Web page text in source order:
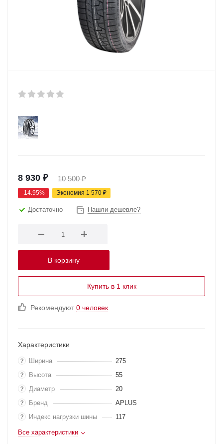
8 930 ₽ 10 500₽
-14.95% Экономия 1 570 ₽
Достаточно Нашли дешевле?
В корзину
Купить в 1 клик
Рекомендуют0 человек
Характеристики
? Ширина 275
? Высота 55
? Диаметр 20
? Бренд APLUS
? Индекс нагрузки шины 117
Все характеристики